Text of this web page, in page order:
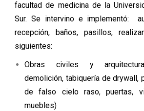
facultad de medicina de la
Sur. Se intervino e implementó:
recepción, baños, pasillos,
siguientes:
Obras civiles y arquitectura
demolición, tabiquería de drywall,
de falso cielo raso, puertas,
muebles)